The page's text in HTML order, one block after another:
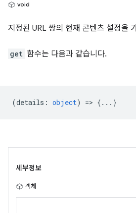
void
지정된 URL 쌍의 현재 콘텐츠 설정을
get 함수는 다음과 같습니다.
(details : object) => {...}
세부정보
객체